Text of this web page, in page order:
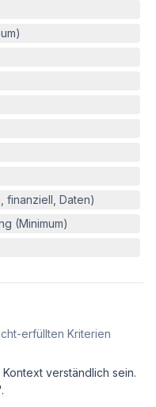
finanziell, Daten)
(Minimum)
erfüllten Kriterien
verständlich sein.